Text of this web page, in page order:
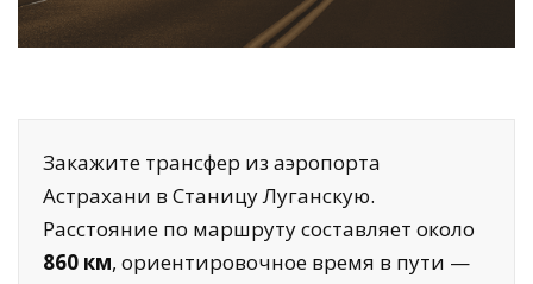
Закажите трансфер из аэропорта
Астрахани в Станицу Луганскую.
Расстояние по маршруту составляет около
860 км, ориентировочное время в пути —